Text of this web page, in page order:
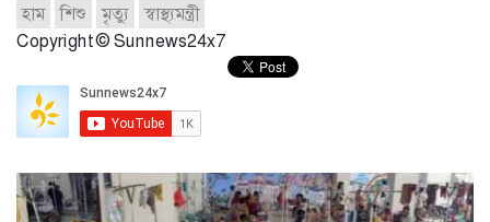
হাম শিশু মৃত্যু
স্বাস্থ্যমন্ত্রী
Copyright © Sunnews24x7